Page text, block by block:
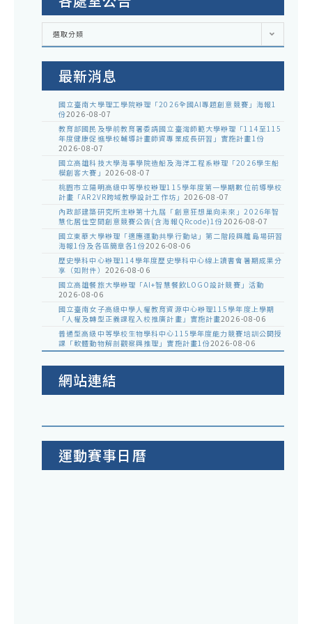
各
室
選取分類
最新消息
國立臺南大學理工學院辦理「2026全國AI專題創意競賽」海報1
份2026-08-07
教育部國民及學前教育署委請國立臺灣師範大學辦理「114至115
年度健康促進學校輔導計畫師資專業成長研習」實施計畫1份
2026-08-07
國立高雄科技大學海事學院造船及海洋工程系辦理「2026學生船
模創客大賽」 2026-08-07
桃園市立陽明高級中等學校辦理115學年度第一學期數位前導學校
計畫「AR2VR跨域教學設計工作坊」 2026-08-07
內政部建築研究所主辦第十九屆「創意狂想巢向未來」2026年智
慧化居住空間創意競賽公告(含海報QRcode)1份2026-08-07
國立東華大學辦理「適應運動共學行動站」第二階段與離島場研習
海報1份及各區簡章各1份2026-08-06
歷史學科中心辦理114學年度歷史學科中心線上讀書會暑期成果分
享（如附件） 2026-08-06
國立高雄餐旅大學辦理「AI+智慧餐飲LOGO設計競賽」活動
2026-08-06
國立臺南女子高級中學人權教育資源中心辦理115學年度上學期
「人權及轉型正義課程入校推廣計畫」實施計畫2026-08-06
普通型高級中等學校生物學科中心115學年度能力競賽培訓公開授
課「軟體動物解剖觀察與推理」實施計畫1份2026-08-06
網站連結
運動賽事日曆